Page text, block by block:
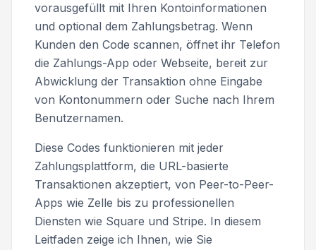
vorausgefüllt mit Ihren Kontoinformationen
und optional dem Zahlungsbetrag. Wenn
Kunden den Code scannen, öffnet ihr Telefon
die Zahlungs-App oder Webseite, bereit zur
Abwicklung der Transaktion ohne Eingabe
von Kontonummern oder Suche nach Ihrem
Benutzernamen.
Diese Codes funktionieren mit jeder
Zahlungsplattform, die URL-basierte
Transaktionen akzeptiert, von Peer-to-Peer-
Apps wie Zelle bis zu professionellen
Diensten wie Square und Stripe. In diesem
Leitfaden zeige ich Ihnen, wie Sie